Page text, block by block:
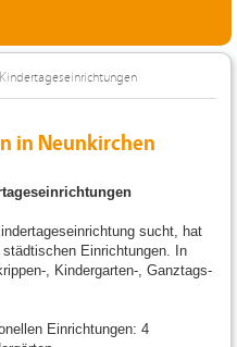
Kindertageseinrichtungen
in Neunkirchen
sucht, hat
Einrichtungen. In
, Kindergarten-, Ganztags-
Einrichtungen: 4